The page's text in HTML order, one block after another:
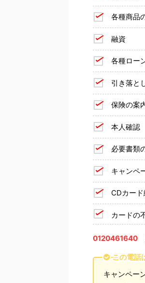
各種商品
融資
各種ロー
引き落と
保険の案
本人確認
必要書類
キャンペ
CDカー
カードの
0120461640
この電話
キャンペー